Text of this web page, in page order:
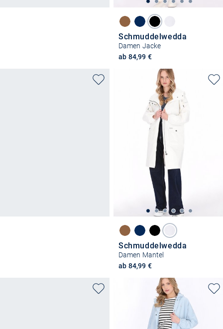
Schmuddelwedda
Damen Jacke
ab 84,99 €
Schmuddelwedda
Damen Mantel
ab 84,99 €